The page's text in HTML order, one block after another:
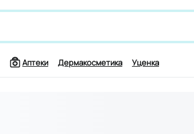
Поиск по лекарству и симптомам, например,
Аптеки Дермакосметика Уценка